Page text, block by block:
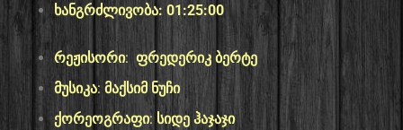
ხანგრძლივობა: 01:25:00
რეჟისორი: ფრედერიკ ბერტე
მუსიკა: მაქსიმ ნუჩი
ქორეოგრაფი: სიდე ჰაჯაჯი